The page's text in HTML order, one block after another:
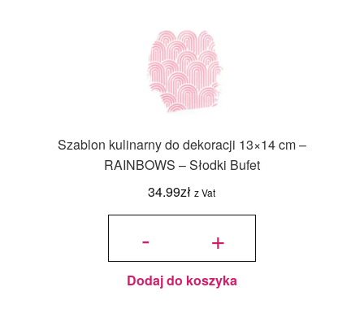
Szablon kulinarny do dekoracji 13×14 cm –
RAINBOWS – Słodki Bufet
34.99zł z Vat
-
ilość
dekoracji
13x14 cm -
RAINBOWS
- Słodki
Bufet
+
Dodaj do koszyka